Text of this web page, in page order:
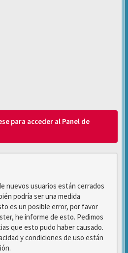
para acceder al Panel de
nuevos usuarios están cerrados
podría ser una medida
es un posible error, por favor
he informe de esto. Pedimos
que esto pudo haber causado.
y condiciones de uso están